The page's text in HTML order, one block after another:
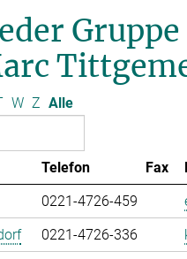
W Z Alle
Telefon Fax
0221-4726-459
0221-4726-336